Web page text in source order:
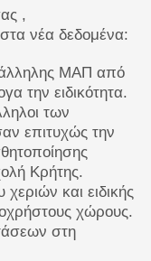
,
νέα δεδομένα:
ΜΑΠ από
την ειδικότητα.
των
επιτυχώς την
Κρήτης.
και ειδικής
χώρους.
στη